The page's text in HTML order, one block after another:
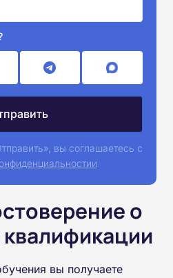
вы соглашаетесь с
о
вы получаете